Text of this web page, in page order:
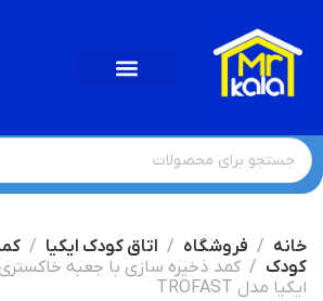
خانه فروشگاه اتاق کودک ایکیا
کودک
کمد ذخیره سازی با جعبه
ایکیا مدل TROFAST